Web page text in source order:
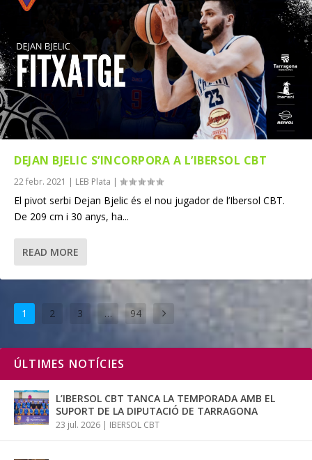
DEJAN BJELIC S’INCORPORA A L’IBERSOL CBT
22 febr. 2021 | LEB Plata |
El pivot serbi Dejan Bjelic és el nou jugador de l’Ibersol CBT.
De 209 cm i 30 anys, ha...
READ MORE
1 2 3 … 94
ÚLTIMES NOTÍCIES
L’IBERSOL CBT TANCA LA TEMPORADA AMB EL
SUPORT DE LA DIPUTACIÓ DE TARRAGONA
23 jul. 2026 | IBERSOL CBT